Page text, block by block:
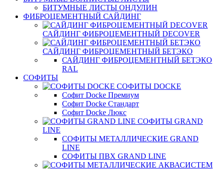
БИТУМНЫЕ ЛИСТЫ ОНДУЛИН
ФИБРОЦЕМЕНТНЫЙ САЙДИНГ
САЙДИНГ ФИБРОЦЕМЕНТНЫЙ DECOVER
САЙДИНГ ФИБРОЦЕМЕНТНЫЙ БЕТЭКО
САЙДИНГ ФИБРОЦЕМЕНТНЫЙ БЕТЭКО
RAL
СОФИТЫ
СОФИТЫ DOCKE
Софит Docke Премиум
Софит Docke Стандарт
Софит Docke Люкс
СОФИТЫ GRAND
LINE
СОФИТЫ МЕТАЛЛИЧЕСКИЕ GRAND
LINE
СОФИТЫ ПВХ GRAND LINE